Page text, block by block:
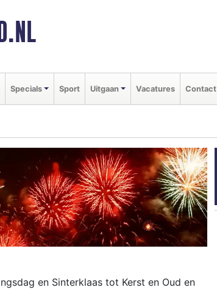
Specials Sport Uitgaan Vacatures Contact
en Sinterklaas tot Kerst en Oud en